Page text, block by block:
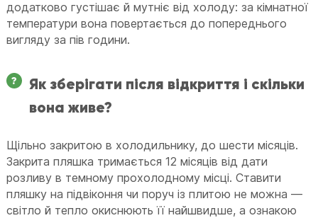
додатково густішає й мутніє від холоду: за кімнатної
температури вона повертається до попереднього
вигляду за пів години.
Як зберігати після відкриття і скільки
вона живе?
Щільно закритою в холодильнику, до шести місяців.
Закрита пляшка тримається 12 місяців від дати
розливу в темному прохолодному місці. Ставити
пляшку на підвіконня чи поруч із плитою не можна —
світло й тепло окиснюють її найшвидше, а ознакою